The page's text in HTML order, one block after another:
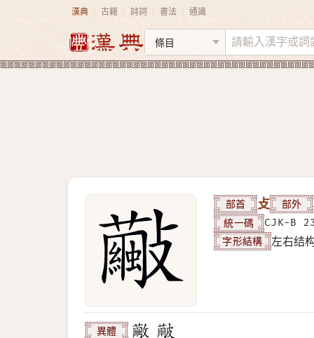
漢典 古籍 詩詞 書法 通識
部首 攴 部外
統一碼 CJK-B
字形結構 左右结
異體